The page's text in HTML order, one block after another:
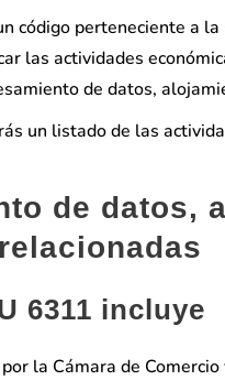
código perteneciente a
las actividades
de datos,
un listado de las
de datos,
6311 incluye
la Cámara de